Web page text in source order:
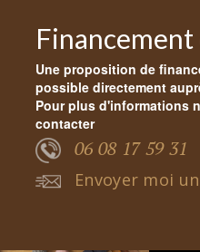
Financement
Une proposition de
possible directement
Pour plus d'informations
contacter
06 08 17 59 31
Envoyer moi